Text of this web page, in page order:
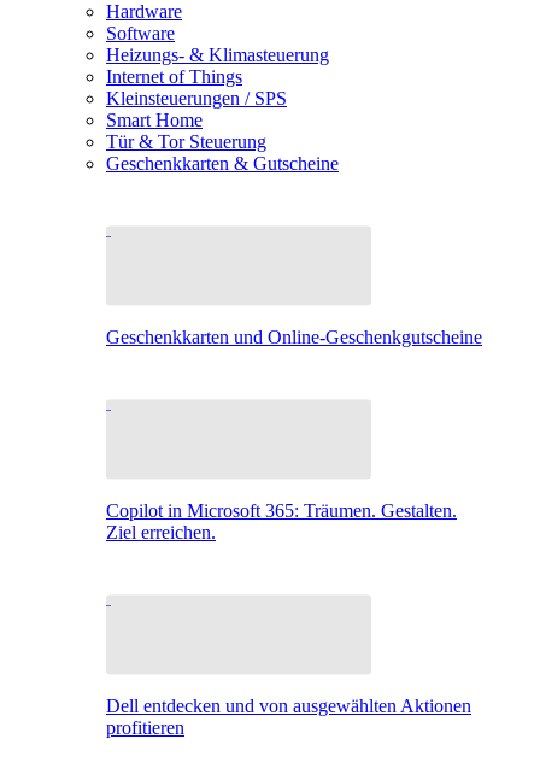
Hardware
Software
Heizungs- & Klimasteuerung
Internet of Things
Kleinsteuerungen / SPS
Smart Home
Tür & Tor Steuerung
Geschenkkarten & Gutscheine
Geschenkkarten und Online-Geschenkgutscheine
Copilot in Microsoft 365: Träumen. Gestalten.
Ziel erreichen.
Dell entdecken und von ausgewählten Aktionen
profitieren